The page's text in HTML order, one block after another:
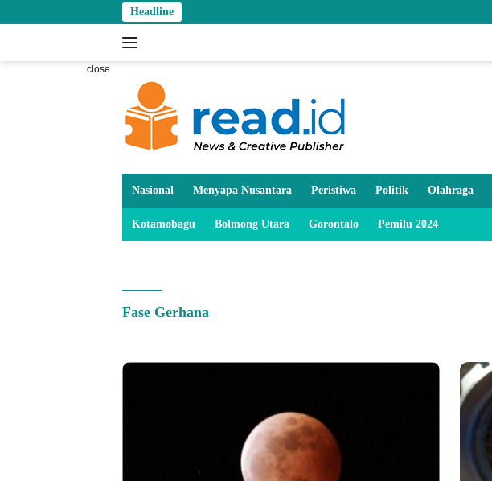
to
Headline
close
Nasional Menyapa Nusantara Peristiwa Politik Olahraga
Kotamobagu Bolmong Utara Gorontalo Pemilu 2024
Fase Gerhana